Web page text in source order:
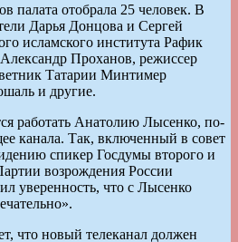
палата отобрала 25 человек. В
Дарья Донцова и Сергей
исламского института Рафик
Проханов, режиссер
Татарии Минтимер
и другие.
работать Анатолию Лысенко, по-
канала. Так, включенный в совет
спикер Госдумы второго и
возрождения России
уверенность, что с Лысенко
что новый телеканал должен